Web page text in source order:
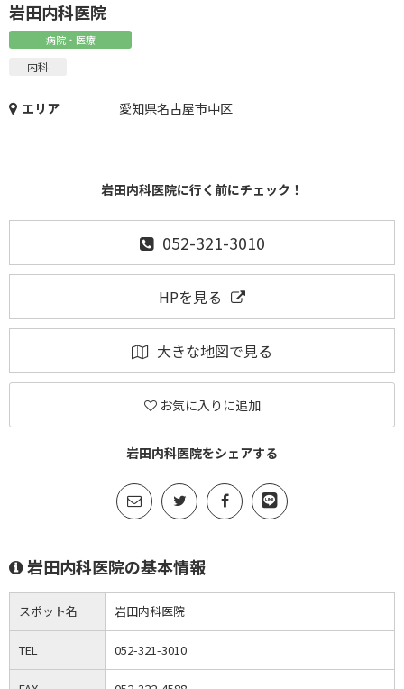
岩田内科医院
病院・医療
内科
エリア 愛知県名古屋市中区
岩田内科医院に行く前にチェック！
052-321-3010
HPを見る
大きな地図で見る
お気に入りに追加
岩田内科医院をシェアする
岩田内科医院の基本情報
スポット名 岩田内科医院
TEL 052-321-3010